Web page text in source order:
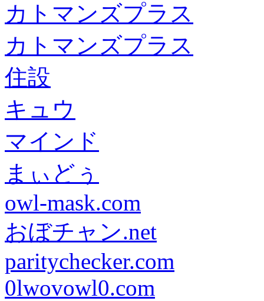
カトマンズプラス
カトマンズプラス
住設
キュウ
マインド
まぃどぅ
owl-mask.com
おぼチャン.net
paritychecker.com
0lwovowl0.com